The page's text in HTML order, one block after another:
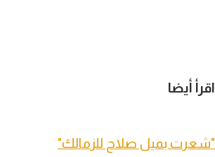
اقرأ أيضا
"شعرت بميل صلاح للزمالك"